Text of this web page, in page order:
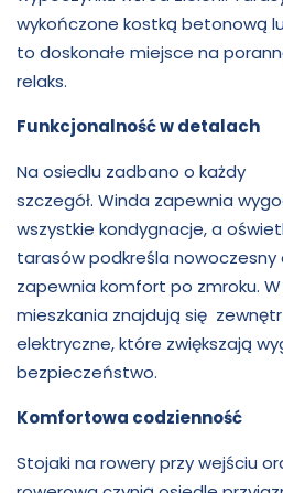
wykończone kostką betonową
to doskonałe miejsce na
relaks.
Funkcjonalność w detalach
Na osiedlu zadbano o każdy
szczegół. Winda zapewnia
wszystkie kondygnacje, a
tarasów podkreśla
zapewnia komfort po zmroku.
mieszkania znajdują się
elektryczne, które zwiększają
bezpieczeństwo.
Komfortowa codzienność
Stojaki na rowery przy wejściu